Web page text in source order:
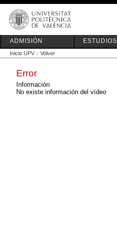
ADMISIÓN ESTUDIOS
Inicio UPV :: Volver
Error
Información
No existe información del vídeo